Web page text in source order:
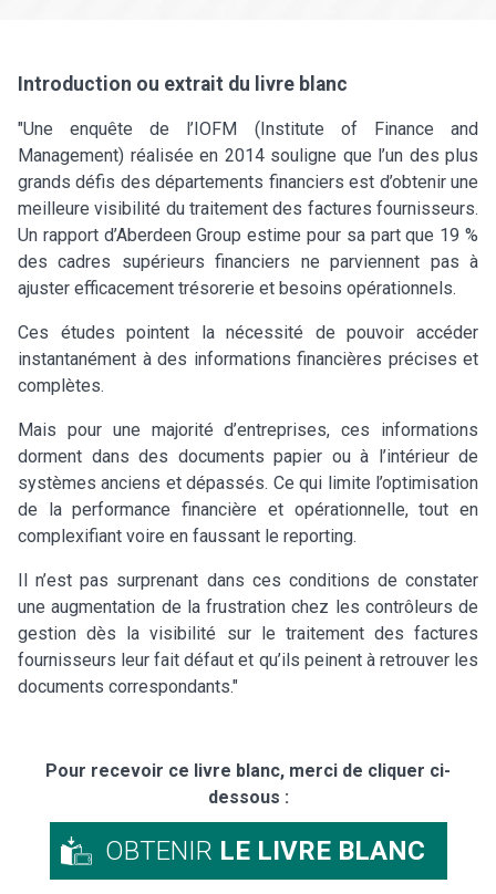
Introduction ou extrait du livre blanc
"Une enquête de l’IOFM (Institute of Finance and
Management) réalisée en 2014 souligne que l’un des plus
grands défis des départements financiers est d’obtenir une
meilleure visibilité du traitement des factures fournisseurs.
Un rapport d’Aberdeen Group estime pour sa part que 19 %
des cadres supérieurs financiers ne parviennent pas à
ajuster efficacement trésorerie et besoins opérationnels.
Ces études pointent la nécessité de pouvoir accéder
instantanément à des informations financières précises et
complètes.
Mais pour une majorité d’entreprises, ces informations
dorment dans des documents papier ou à l’intérieur de
systèmes anciens et dépassés. Ce qui limite l’optimisation
de la performance financière et opérationnelle, tout en
complexifiant voire en faussant le reporting.
Il n’est pas surprenant dans ces conditions de constater
une augmentation de la frustration chez les contrôleurs de
gestion dès la visibilité sur le traitement des factures
fournisseurs leur fait défaut et qu’ils peinent à retrouver les
documents correspondants."
Pour recevoir ce livre blanc, merci de cliquer ci-
dessous :
OBTENIR LE LIVRE BLANC